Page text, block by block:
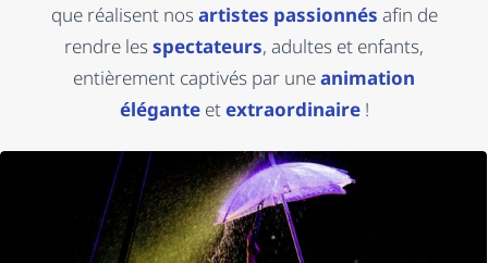
que réalisent nosartistes passionnés afin de
rendre lesspectateurs, adultes et enfants,
entièrement captivés par uneanimation
éléganteetextraordinaire!